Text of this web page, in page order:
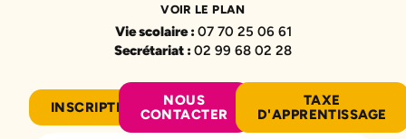
VOIR LE PLAN
Vie scolaire : 07 70 25 06 61
Secrétariat : 02 99 68 02 28
INSCRIPTION
NOUS
CONTACTER
TAXE
D'APPRENTISSAGE